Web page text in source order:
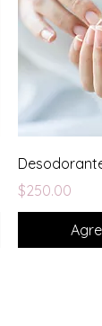
Precio
$250.00